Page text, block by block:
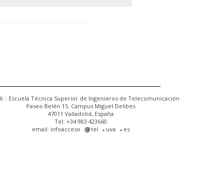
:: Escuela Técnica Superior de Ingenieros de Telecomunicación
Paseo Belén 15. Campus Miguel Delibes
47011 Valladolid, España
Tel: +34 983 423660
email: infoacceso
tel uva es